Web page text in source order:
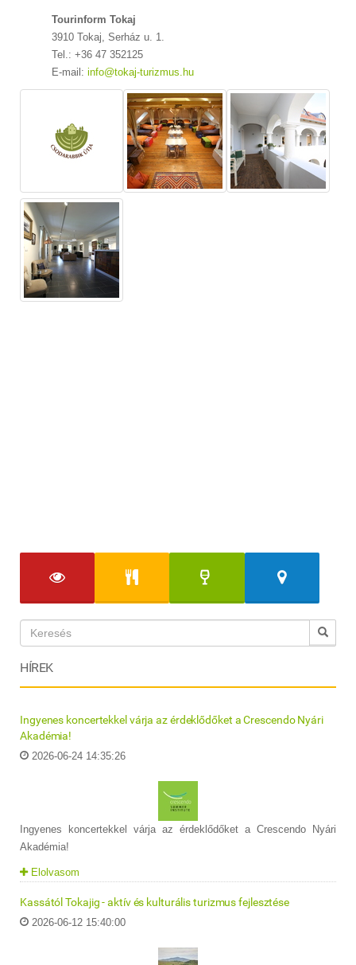
Tourinform Tokaj
3910 Tokaj, Serház u. 1.
Tel.: +36 47 352125
E-mail: info@tokaj-turizmus.hu
HÍREK
Ingyenes koncertekkel várja az érdeklődőket a Crescendo Nyári
Akadémia!
2026-06-24 14:35:26
Ingyenes koncertekkel várja az érdeklődőket a Crescendo Nyári
Akadémia!
Elolvasom
Kassától Tokajig - aktív és kulturális turizmus fejlesztése
2026-06-12 15:40:00